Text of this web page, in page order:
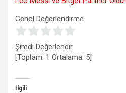
Genel Değerlendirme
Şimdi Değerlendir
[Toplam: 1 Ortalama: 5]
İlgili